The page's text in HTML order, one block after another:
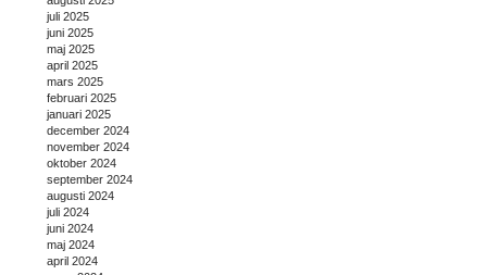
juli 2025
juni 2025
maj 2025
april 2025
mars 2025
februari 2025
januari 2025
december 2024
november 2024
oktober 2024
september 2024
augusti 2024
juli 2024
juni 2024
maj 2024
april 2024